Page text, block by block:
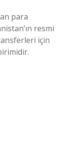
para
resmi
için